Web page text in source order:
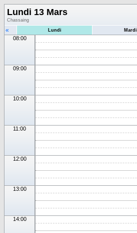
Lundi 13 Mars
Chassaing
« Lundi Mardi
08:00
09:00
10:00
11:00
12:00
13:00
14:00